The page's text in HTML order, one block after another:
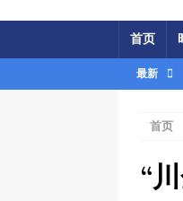
首页
最新
首页
“